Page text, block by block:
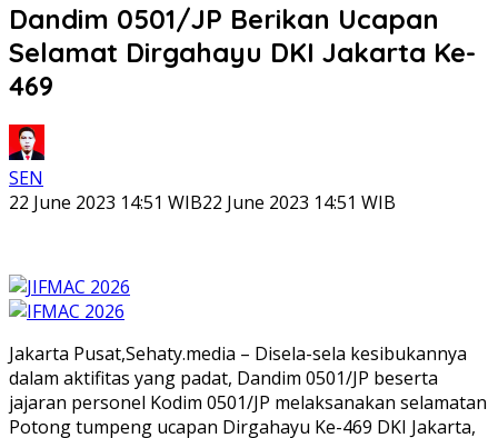
Dandim 0501/JP Berikan Ucapan
Selamat Dirgahayu DKI Jakarta Ke-
469
SEN
22 June 2023 14:51 WIB22 June 2023 14:51 WIB
Jakarta Pusat,Sehaty.media – Disela-sela kesibukannya
dalam aktifitas yang padat, Dandim 0501/JP beserta
jajaran personel Kodim 0501/JP melaksanakan selamatan
Potong tumpeng ucapan Dirgahayu Ke-469 DKI Jakarta,